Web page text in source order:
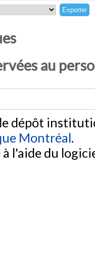
au
dépôt
Montréal.
l'aide du